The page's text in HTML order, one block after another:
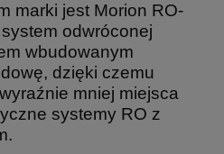
marki jest Morion RO-
odwróconej
wbudowanym
dzięki czemu
mniej miejsca
systemy RO z